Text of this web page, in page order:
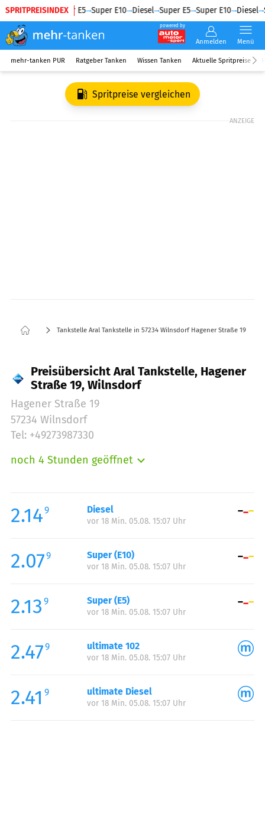
SPRITPREISINDEX
Diesel Super E5 Super E10 Diesel Super E5 Super E10 Diesel
powered by
Anmelden Menü
mehr-tanken PUR Ratgeber Tanken Wissen Tanken Aktuelle Spritpreise
Spritpreise vergleichen
ANZEIGE
Tankstelle Aral Tankstelle in 57234 Wilnsdorf Hagener Straße 19
Preisübersicht Aral Tankstelle, Hagener
Straße 19, Wilnsdorf
Hagener Straße 19
57234 Wilnsdorf
Tel: +49273987330
noch 4 Stunden geöffnet
Mittwoch:
06:00-22:00
Donnerstag:
Samstag:
07:00-22:00
Sonntag:
2.149 Diesel
vor 18 Min. 05.08. 15:07 Uhr
2.079 Super (E10)
vor 18 Min. 05.08. 15:07 Uhr
2.13 9 Super (E5)
vor 18 Min. 05.08. 15:07 Uhr
2.479 ultimate 102
vor 18 Min. 05.08. 15:07 Uhr
2.41 9 ultimate Diesel
vor 18 Min. 05.08. 15:07 Uhr